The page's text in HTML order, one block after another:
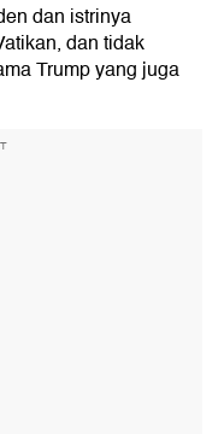
dan istrinya
dan tidak
Trump yang juga